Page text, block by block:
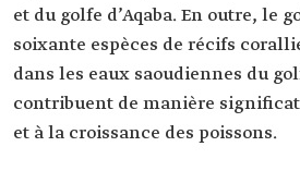
et du golfe d’Aqaba. En outre, le
soixante espèces de récifs
dans les eaux saoudiennes du
contribuent de manière
et à la croissance des poissons.